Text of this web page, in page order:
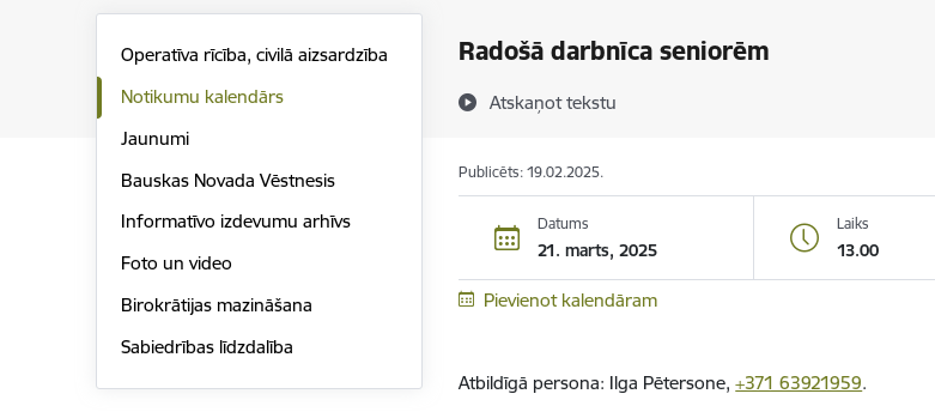
Radošā darbnīca seniorēm
Atskaņot tekstu
Operatīva rīcība, civilā aizsardzība
Notikumu kalendārs
Jaunumi
Bauskas Novada Vēstnesis
Informatīvo izdevumu arhīvs
Foto un video
Birokrātijas mazināšana
Sabiedrības līdzdalība
Publicēts: 19.02.2025.
Datums
21. marts, 2025
Laiks
13.00
Pievienot kalendāram
Atbildīgā persona: Ilga Pētersone,+371 63921959.